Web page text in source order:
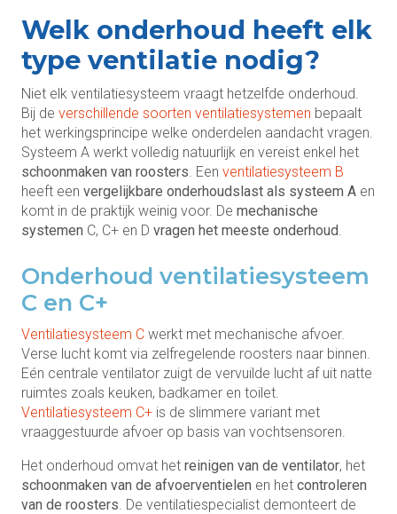
Welk onderhoud heeft elk
type ventilatie nodig?
Niet elk ventilatiesysteem vraagt hetzelfde onderhoud.
Bij de verschillende soorten ventilatiesystemen bepaalt
het werkingsprincipe welke onderdelen aandacht vragen.
Systeem A werkt volledig natuurlijk en vereist enkel het
schoonmaken van roosters. Een ventilatiesysteem B
heeft een vergelijkbare onderhoudslast als systeem A en
komt in de praktijk weinig voor. De mechanische
systemen C, C+ en D vragen het meeste onderhoud.
Onderhoud ventilatiesysteem
C en C+
Ventilatiesysteem C werkt met mechanische afvoer.
Verse lucht komt via zelfregelende roosters naar binnen.
Eén centrale ventilator zuigt de vervuilde lucht af uit natte
ruimtes zoals keuken, badkamer en toilet.
Ventilatiesysteem C+ is de slimmere variant met
vraaggestuurde afvoer op basis van vochtsensoren.
Het onderhoud omvat het reinigen van de ventilator, het
schoonmaken van de afvoerventielen en het controleren
van de roosters. De ventilatiespecialist demonteert de